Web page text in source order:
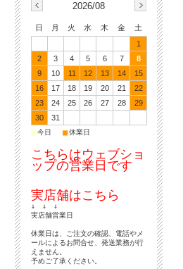
2026/08
日 月 火 水 木 金
土
1
2
3 4 5 6 7
8
9
10 11 12 13 14
15
16
17 18 19 20 21
22
23
24 25 26 27 28
29
30
31
■今日 ■休業日
こちらはウェブショ
ップの営業日です
実店舗はこちら
↓ ↓ ↓
実店舗営業日
休業日は、ご注文の確認、電話やメ
ールによるお問合せ、発送業務が行
えません。
予めご了承ください。